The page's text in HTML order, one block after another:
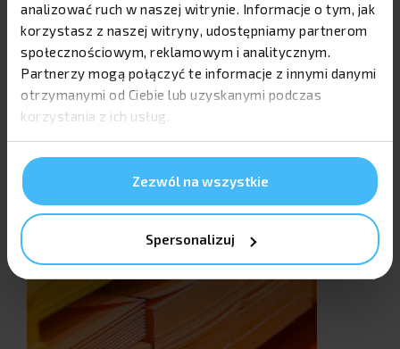
analizować ruch w naszej witrynie. Informacje o tym, jak
korzystasz z naszej witryny, udostępniamy partnerom
społecznościowym, reklamowym i analitycznym.
Partnerzy mogą połączyć te informacje z innymi danymi
otrzymanymi od Ciebie lub uzyskanymi podczas
korzystania z ich usług.
Zezwól na wszystkie
Spersonalizuj